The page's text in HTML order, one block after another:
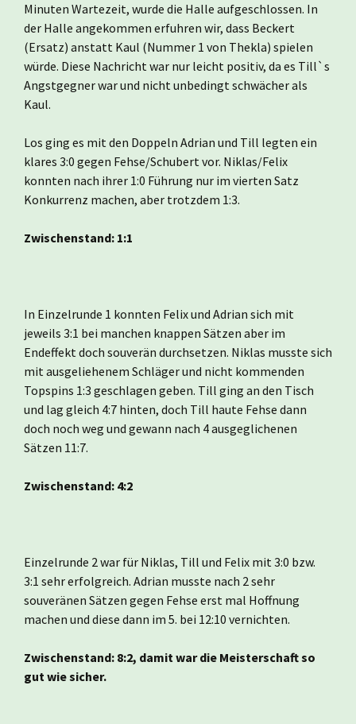
Minuten Wartezeit, wurde die Halle aufgeschlossen. In
der Halle angekommen erfuhren wir, dass Beckert
(Ersatz) anstatt Kaul (Nummer 1 von Thekla) spielen
würde. Diese Nachricht war nur leicht positiv, da es Till`s
Angstgegner war und nicht unbedingt schwächer als
Kaul.
Los ging es mit den Doppeln Adrian und Till legten ein
klares 3:0 gegen Fehse/Schubert vor. Niklas/Felix
konnten nach ihrer 1:0 Führung nur im vierten Satz
Konkurrenz machen, aber trotzdem 1:3.
Zwischenstand: 1:1
In Einzelrunde 1 konnten Felix und Adrian sich mit
jeweils 3:1 bei manchen knappen Sätzen aber im
Endeffekt doch souverän durchsetzen. Niklas musste sich
mit ausgeliehenem Schläger und nicht kommenden
Topspins 1:3 geschlagen geben. Till ging an den Tisch
und lag gleich 4:7 hinten, doch Till haute Fehse dann
doch noch weg und gewann nach 4 ausgeglichenen
Sätzen 11:7.
Zwischenstand: 4:2
Einzelrunde 2 war für Niklas, Till und Felix mit 3:0 bzw.
3:1 sehr erfolgreich. Adrian musste nach 2 sehr
souveränen Sätzen gegen Fehse erst mal Hoffnung
machen und diese dann im 5. bei 12:10 vernichten.
Zwischenstand: 8:2, damit war die Meisterschaft so
gut wie sicher.